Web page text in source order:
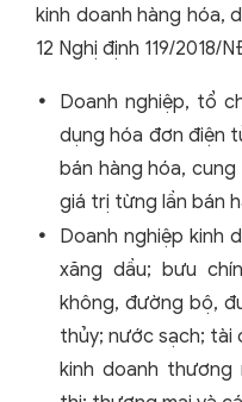
kinh doanh hàng hóa,
12 Nghị định 119/2018/
Doanh nghiệp, tổ
dụng hóa đơn điện
bán hàng hóa,
giá trị từng lần bán
Doanh nghiệp kinh
xăng dầu; bưu
không, đường bộ,
thủy; nước sạch; tài
kinh doanh thương